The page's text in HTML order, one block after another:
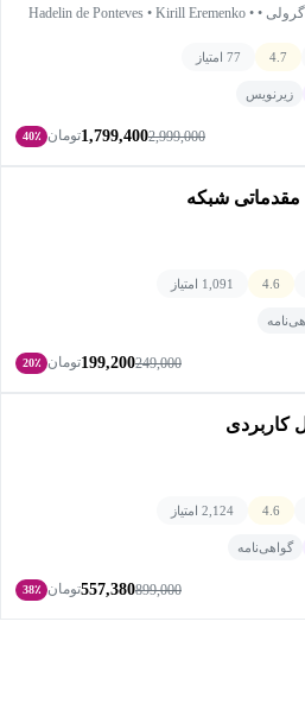
Udemy • آکادمی گرولی • Hadelin de Ponteves • Kirill Eremenko •
4.7 77 امتیاز
زیرنویس
2,999,000
1,799,400تومان 40٪
شبکه
4.6 1,091 امتیاز
249,000
199,200تومان 20٪
کاربردی
4.6 2,124 امتیاز
گواهی‌نامه
899,000
557,380تومان 38٪